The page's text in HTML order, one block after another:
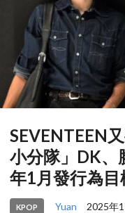
SEVENTEEN
小分隊」DK、
年1月發行為目
KPOP Yuan 2025年